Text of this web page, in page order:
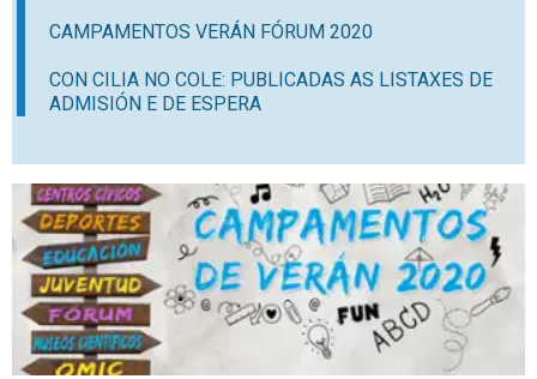
CAMPAMENTOS VERÁN FÓRUM 2020
CON CILIA NO COLE: PUBLICADAS AS LISTAXES DE
ADMISIÓN E DE ESPERA